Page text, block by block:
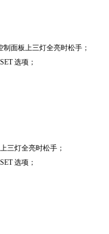
制面板上三灯全亮时松手；
选项；
三灯全亮时松手；
选项；